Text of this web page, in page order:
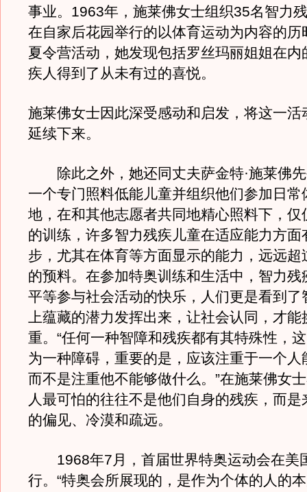
事业。1963年，施莱佛女士组织35名智力
在自家后花园举行的以体育运动为内容的历
夏令营活动，她发现包括罗丝玛丽姐姐在内
疾人得到了从未有过的喜悦。
施莱佛女士因此深受感动和启发，将这一活
延续下来。
除此之外，她还同丈夫萨金特·施莱佛先
一个专门照料低能儿童并组织他们参加日常
地，在和其他志愿者共同地精心照料下，仅
的训练，许多智力残疾儿童在适应能力方面
步，尤其在体育等方面显示的能力，远远超
的预料。在参加特奥训练和生活中，智力残
平等参与社会活动的快乐，人们更是看到了
上蕴藏的潜力发挥出来，让社会认同，才能
重。“任何一种智障和残疾都有其特殊性，
为一种障碍，重要的是，应该注重于一个人
而不是注重他不能够做什么。”在施莱佛女
人最可怕的往往不是他们自身的残疾，而是
的偏见、冷漠和疏远。
1968年7月，首届世界特奥运动会在美
行。“特奥会所展现的，是作为个体的人